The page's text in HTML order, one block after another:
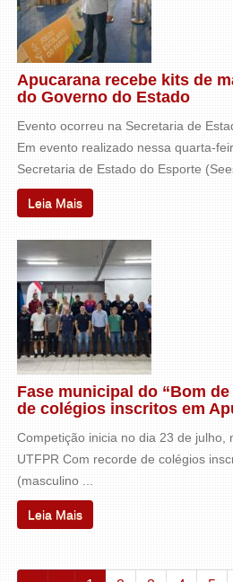
Apucarana recebe kits de
do Governo do Estado
Evento ocorreu na Secretaria de
Em evento realizado nessa quarta-
Secretaria de Estado do Esporte
Leia Mais
Fase municipal do “Bom
de colégios inscritos em
Competição inicia no dia 23 de julho,
UTFPR Com recorde de colégios
(masculino ...
Leia Mais